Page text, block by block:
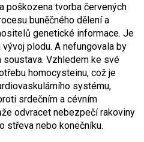
poškozena tvorba červených
buněčného dělení a
genetické informace. Je
plodu. A nefungovala by
soustava. Vzhledem ke své
homocysteinu, což je
systému,
srdečním a cévním
odvracet nebezpečí rakoviny
střeva nebo konečníku.